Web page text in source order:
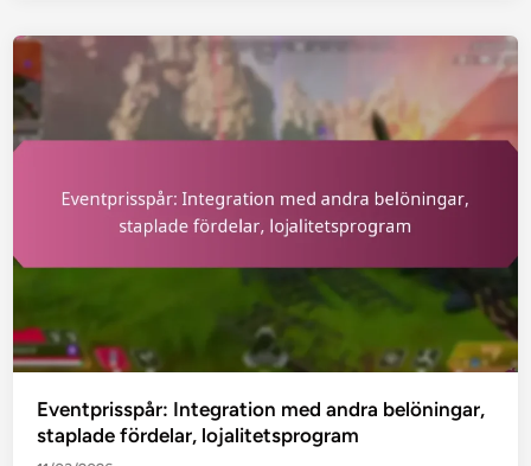
Eventprisspår: Integration med andra belöningar,
staplade fördelar, lojalitetsprogram